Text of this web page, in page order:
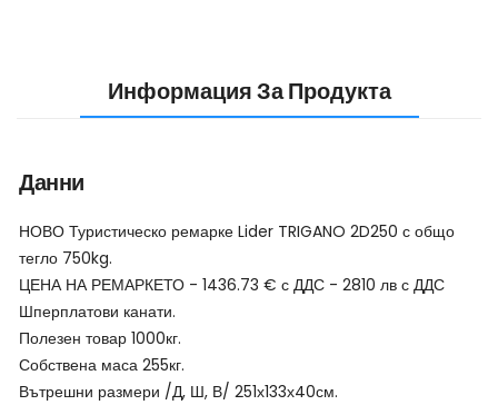
Информация За Продукта
Данни
НОВО Туристическо ремарке Lider TRIGANO 2D250 с общо
тегло 750kg.
ЦЕНА НА РЕМАРКЕТО - 1436.73 € с ДДС - 2810 лв с ДДС
Шперплатови канати.
Полезен товар 1000кг.
Собствена маса 255кг.
Вътрешни размери /Д, Ш, В/ 251х133х40см.